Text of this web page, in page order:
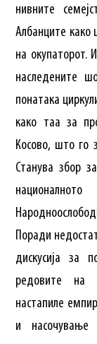
нивните
Албанците како
на окупаторот.
наследените
понатака
како таа за
Косово, што го
Станува збор
Поради
дискусија за
редовите на
настапиле
и насочување